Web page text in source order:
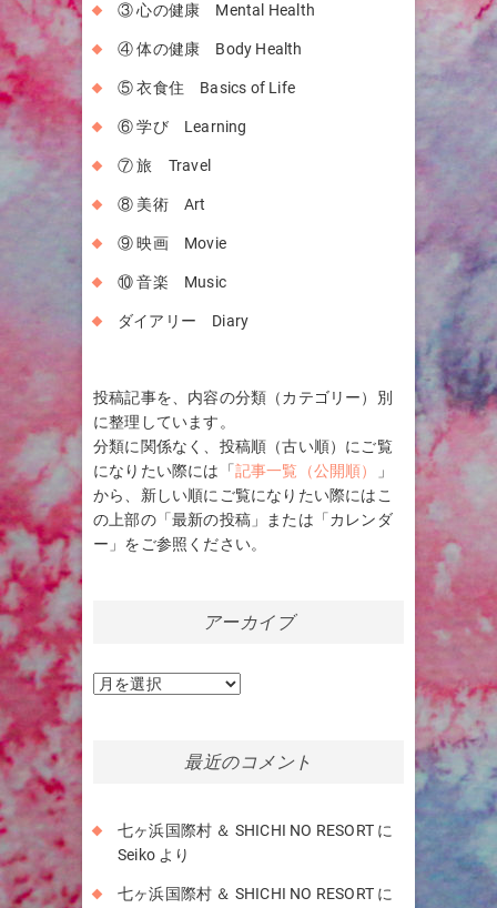
③ 心の健康 Mental Health
④ 体の健康 Body Health
⑤ 衣食住 Basics of Life
⑥ 学び Learning
⑦ 旅 Travel
⑧ 美術 Art
⑨ 映画 Movie
⑩ 音楽 Music
ダイアリー Diary
投稿記事を、内容の分類（カテゴリー）別
に整理しています。
分類に関係なく、投稿順（古い順）にご覧
になりたい際には「記事一覧（公開順）
」
から、新しい順にご覧になりたい際にはこ
の上部の「最新の投稿」または「カレンダ
ー」をご参照ください。
アーカイブ
ア
最近のコメント
七ヶ浜国際村 ＆ SHICHI NO RESORT に
Seiko より
七ヶ浜国際村 ＆ SHICHI NO RESORT に